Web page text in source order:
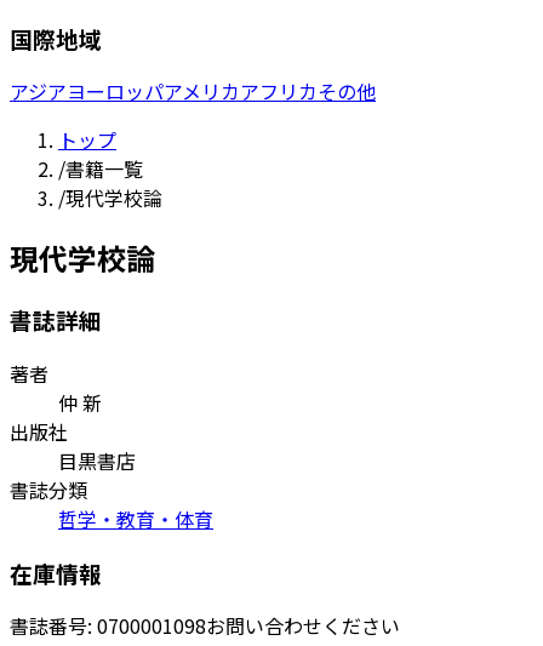
国際地域
アジアヨーロッパアメリカアフリカその他
トップ
/書籍一覧
/現代学校論
現代学校論
書誌詳細
著者
仲 新
出版社
目黒書店
書誌分類
哲学・教育・体育
在庫情報
書誌番号: 0700001098お問い合わせください